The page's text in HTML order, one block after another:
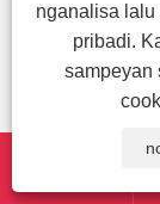
Dina

nganalisa lalu
pribadi.
sampeyan